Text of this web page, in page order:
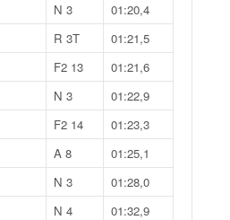
N 3
01:20,4
R 3T
01:21,5
F2 13
01:21,6
N 3
01:22,9
F2 14
01:23,3
A 8
01:25,1
N 3
01:28,0
N 4
01:32,9